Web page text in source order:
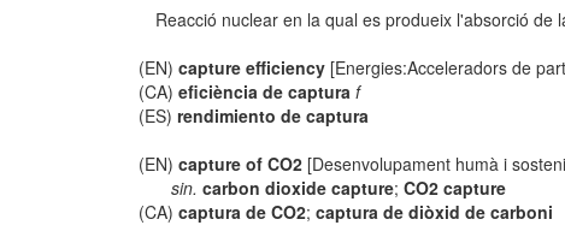
Reacció nuclear en la qual es produeix l'absorció
(EN)capture efficiency [Energies:Acceleradors de
(CA)eficiència de captura f
(ES)rendimiento de captura
(EN)capture of CO2 [Desenvolupament humà i
sin. carbon dioxide capture; CO2 capture
(CA)captura de CO2;captura de diòxid de carboni